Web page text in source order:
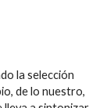
la selección
de lo nuestro,